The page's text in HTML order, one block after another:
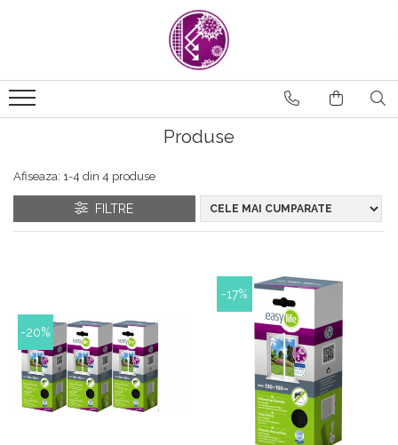
Produse
Afiseaza: 1-4 din 4 produse
FILTRE
-20%
-17%